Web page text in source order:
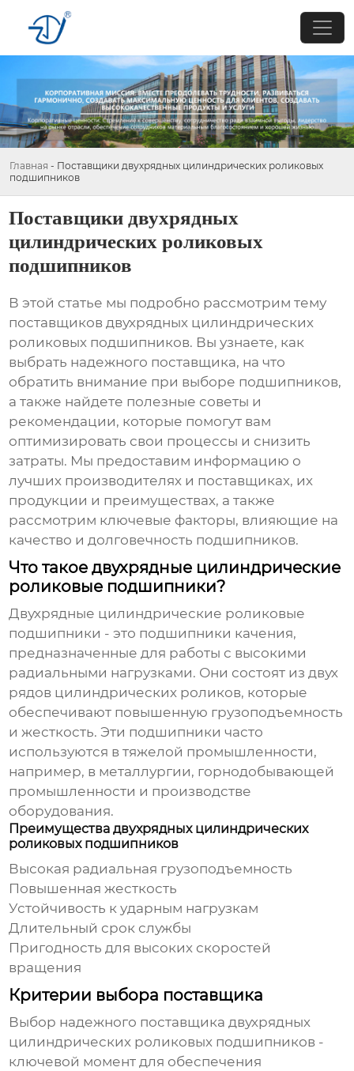
Главная - Поставщики двухрядных цилиндрических роликовых
подшипников
Поставщики двухрядных
цилиндрических роликовых
подшипников
В этой статье мы подробно рассмотрим тему
поставщиков двухрядных цилиндрических
роликовых подшипников. Вы узнаете, как
выбрать надежного поставщика, на что
обратить внимание при выборе подшипников,
а также найдете полезные советы и
рекомендации, которые помогут вам
оптимизировать свои процессы и снизить
затраты. Мы предоставим информацию о
лучших производителях и поставщиках, их
продукции и преимуществах, а также
рассмотрим ключевые факторы, влияющие на
качество и долговечность подшипников.
Что такое двухрядные цилиндрические
роликовые подшипники?
Двухрядные цилиндрические роликовые
подшипники - это подшипники качения,
предназначенные для работы с высокими
радиальными нагрузками. Они состоят из двух
рядов цилиндрических роликов, которые
обеспечивают повышенную грузоподъемность
и жесткость. Эти подшипники часто
используются в тяжелой промышленности,
например, в металлургии, горнодобывающей
промышленности и производстве
оборудования.
Преимущества двухрядных цилиндрических
роликовых подшипников
Высокая радиальная грузоподъемность
Повышенная жесткость
Устойчивость к ударным нагрузкам
Длительный срок службы
Пригодность для высоких скоростей
вращения
Критерии выбора поставщика
Выбор надежного поставщикадвухрядных
цилиндрических роликовых подшипников -
ключевой момент для обеспечения